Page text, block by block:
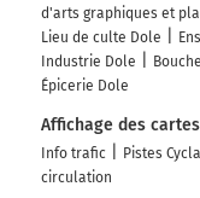
d'arts graphiques et
Lieu de culte Dole
Industrie Dole
Épicerie Dole
Affichage des cartes
Info trafic Pistes
circulation